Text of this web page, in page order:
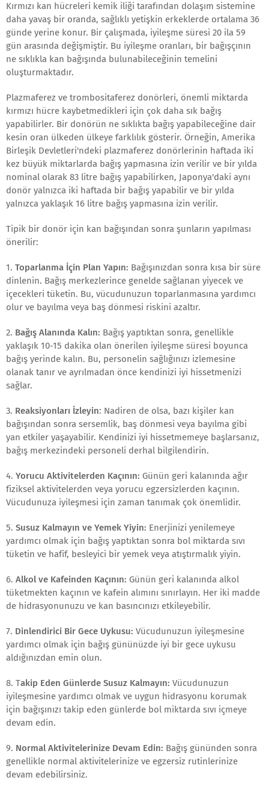
Kırmızı kan hücreleri kemik iliği tarafından dolaşım sistemine
daha yavaş bir oranda, sağlıklı yetişkin erkeklerde ortalama 36
günde yerine konur. Bir çalışmada, iyileşme süresi 20 ila 59
gün arasında değişmiştir. Bu iyileşme oranları, bir bağışçının
ne sıklıkla kan bağışında bulunabileceğinin temelini
oluşturmaktadır.
Plazmaferez ve trombositaferez donörleri, önemli miktarda
kırmızı hücre kaybetmedikleri için çok daha sık bağış
yapabilirler. Bir donörün ne sıklıkta bağış yapabileceğine dair
kesin oran ülkeden ülkeye farklılık gösterir. Örneğin, Amerika
Birleşik Devletleri'ndeki plazmaferez donörlerinin haftada iki
kez büyük miktarlarda bağış yapmasına izin verilir ve bir yılda
nominal olarak 83 litre bağış yapabilirken, Japonya'daki aynı
donör yalnızca iki haftada bir bağış yapabilir ve bir yılda
yalnızca yaklaşık 16 litre bağış yapmasına izin verilir.
Tipik bir donör için kan bağışından sonra şunların yapılması
önerilir:
1. Toparlanma İçin Plan Yapın: Bağışınızdan sonra kısa bir süre
dinlenin. Bağış merkezlerince genelde sağlanan yiyecek ve
içecekleri tüketin. Bu, vücudunuzun toparlanmasına yardımcı
olur ve bayılma veya baş dönmesi riskini azaltır.
2. Bağış Alanında Kalın: Bağış yaptıktan sonra, genellikle
yaklaşık 10-15 dakika olan önerilen iyileşme süresi boyunca
bağış yerinde kalın. Bu, personelin sağlığınızı izlemesine
olanak tanır ve ayrılmadan önce kendinizi iyi hissetmenizi
sağlar.
3. Reaksiyonları İzleyin: Nadiren de olsa, bazı kişiler kan
bağışından sonra sersemlik, baş dönmesi veya bayılma gibi
yan etkiler yaşayabilir. Kendinizi iyi hissetmemeye başlarsanız,
bağış merkezindeki personeli derhal bilgilendirin.
4. Yorucu Aktivitelerden Kaçının: Günün geri kalanında ağır
fiziksel aktivitelerden veya yorucu egzersizlerden kaçının.
Vücudunuza iyileşmesi için zaman tanımak çok önemlidir.
5. Susuz Kalmayın ve Yemek Yiyin: Enerjinizi yenilemeye
yardımcı olmak için bağış yaptıktan sonra bol miktarda sıvı
tüketin ve hafif, besleyici bir yemek veya atıştırmalık yiyin.
6. Alkol ve Kafeinden Kaçının: Günün geri kalanında alkol
tüketmekten kaçının ve kafein alımını sınırlayın. Her iki madde
de hidrasyonunuzu ve kan basıncınızı etkileyebilir.
7. Dinlendirici Bir Gece Uykusu: Vücudunuzun iyileşmesine
yardımcı olmak için bağış gününüzde iyi bir gece uykusu
aldığınızdan emin olun.
8. Takip Eden Günlerde Susuz Kalmayın: Vücudunuzun
iyileşmesine yardımcı olmak ve uygun hidrasyonu korumak
için bağışınızı takip eden günlerde bol miktarda sıvı içmeye
devam edin.
9. Normal Aktivitelerinize Devam Edin: Bağış gününden sonra
genellikle normal aktivitelerinize ve egzersiz rutinlerinize
devam edebilirsiniz.